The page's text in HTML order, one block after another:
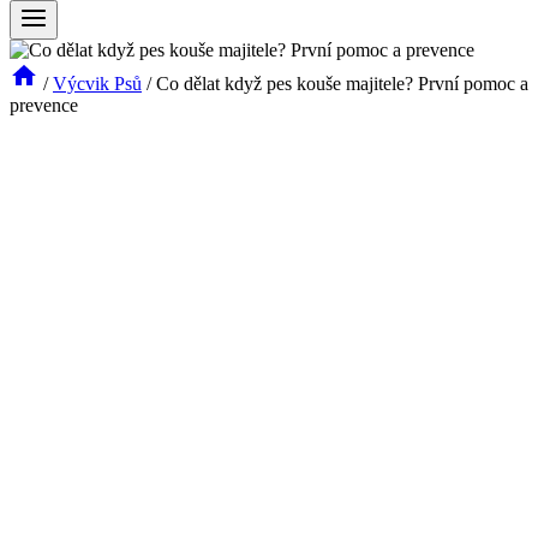
/ Výcvik Psů / Co dělat když pes kouše majitele? První pomoc a
prevence